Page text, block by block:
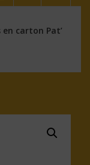
carton Pat’